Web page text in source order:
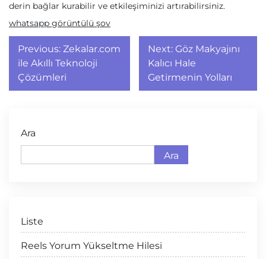
derin bağlar kurabilir ve etkileşiminizi artırabilirsiniz.
whatsapp görüntülü şov
Yazı
gezinmesi
Previous: Zekalar.com
ile Akıllı Teknoloji
Çözümleri
Next: Göz Makyajını
Kalıcı Hale
Getirmenin Yolları
Ara
Ara
Liste
Reels Yorum Yükseltme Hilesi